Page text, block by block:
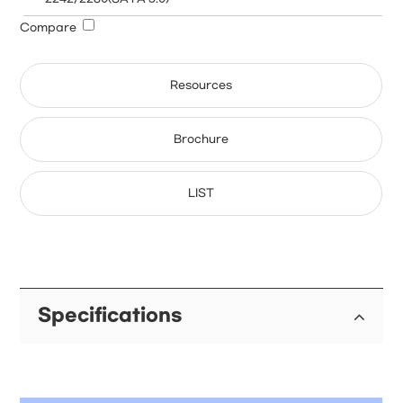
Compare
Resources
Brochure
LIST
Specifications